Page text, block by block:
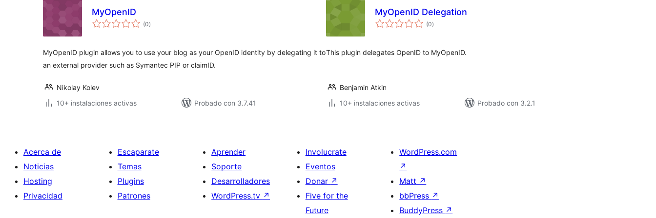
MyOpenID
(0total
de
)
MyOpenID plugin allows you to use your blog as your OpenID identity by delegating it to
an external provider such as Symantec PIP or claimID.
Nikolay Kolev
10+ instalaciones activas
Probado con 3.7.41
MyOpenID Delegation
(0total
de
)
This plugin delegates OpenID to MyOpenID.
Benjamin Atkin
10+ instalaciones activas
Probado con 3.2.1
Acerca de
Noticias
Hosting
Privacidad
Escaparate
Temas
Plugins
Patrones
Aprender
Soporte
Desarrolladores
WordPress.tv ↗
Involucrate
Eventos
Donar ↗
Five for the
Future
WordPress.com
↗
Matt ↗
bbPress ↗
BuddyPress ↗